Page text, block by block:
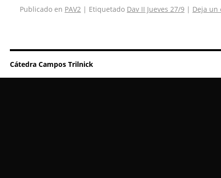
Publicado en PAV2 | Etiquetado Dav II Jueves 27/9 | Deja un
Cátedra Campos Trilnick